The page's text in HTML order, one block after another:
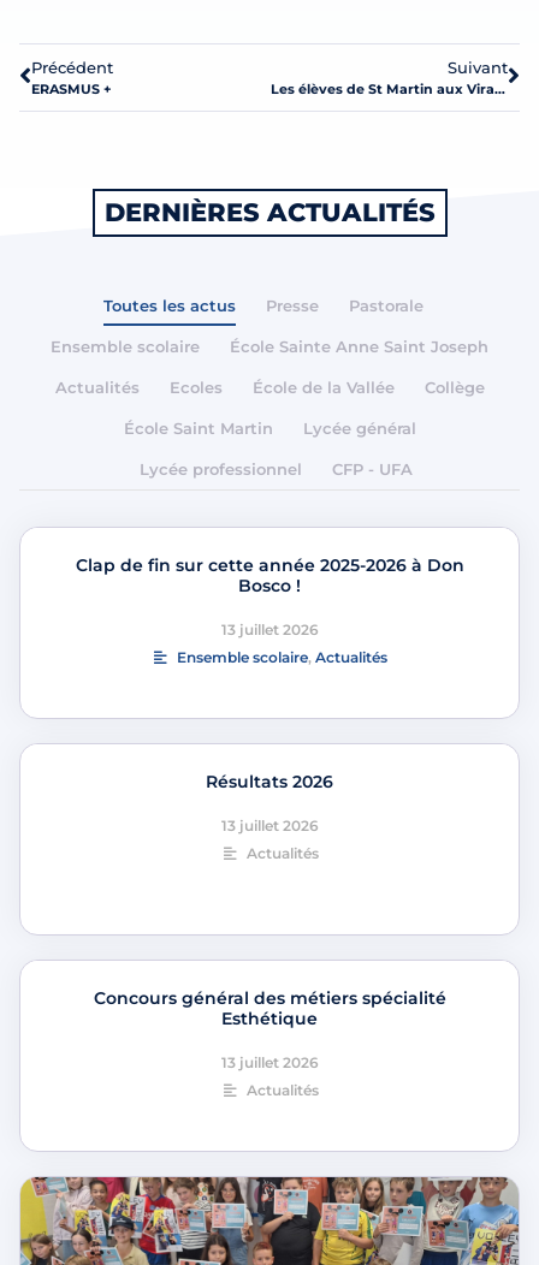
Précédent
ERASMUS +
Suivant
Les élèves de St Martin aux Virades de l’Espoir
DERNIÈRES ACTUALITÉS
Toutes les actus Presse Pastorale
Ensemble scolaire École Sainte Anne Saint Joseph
Actualités Ecoles École de la Vallée Collège
École Saint Martin Lycée général
Lycée professionnel CFP - UFA
Clap de fin sur cette année 2025-2026 à Don
Bosco !
13 juillet 2026
Ensemble scolaire, Actualités
Résultats 2026
13 juillet 2026
Actualités
Concours général des métiers spécialité
Esthétique
13 juillet 2026
Actualités